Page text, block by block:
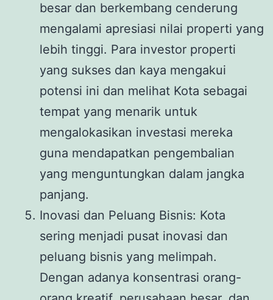
besar dan berkembang cenderung
mengalami apresiasi nilai properti yang
lebih tinggi. Para investor properti
yang sukses dan kaya mengakui
potensi ini dan melihat Kota sebagai
tempat yang menarik untuk
mengalokasikan investasi mereka
guna mendapatkan pengembalian
yang menguntungkan dalam jangka
panjang.
Inovasi dan Peluang Bisnis: Kota
sering menjadi pusat inovasi dan
peluang bisnis yang melimpah.
Dengan adanya konsentrasi orang-